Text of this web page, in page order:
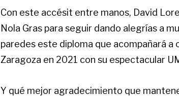
Con este accésit entre manos, David
Nola Gras para seguir dando alegrías a
paredes este diploma que acompañará
Zaragoza en 2021 con su espectacular
Y qué mejor agradecimiento que